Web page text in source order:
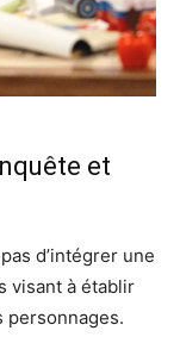
et
d’intégrer une
visant à établir
personnages.